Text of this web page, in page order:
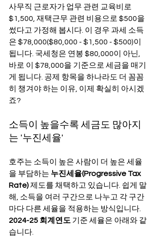
사무직 근로자가 업무 관련 교육비로
$1,500, 재택근무 관련 비용으로 $500을
썼다고 가정해 봅시다. 이 경우 과세 소득
은 $78,000($80,000 - $1,500 - $500)이
됩니다. 국세청은 연봉 $80,000이 아닌,
바로 이 $78,000을 기준으로 세금을 매기
게 됩니다. 공제 항목을 하나라도 더 꼼꼼
히 챙겨야 하는 이유, 이제 확실히 아시겠
죠?
소득이 높을수록 세금도 많아지
는 '누진세율'
호주는 소득이 높은 사람이 더 높은 세율
을 부담하는 누진세율(Progressive Tax
Rate) 제도를 채택하고 있습니다. 쉽게 말
해, 소득을 여러 구간으로 나누고 각 구간
마다 다른 세율을 적용하는 방식입니다.
2024-25 회계연도 기준 세율은 아래와 같
습니다.